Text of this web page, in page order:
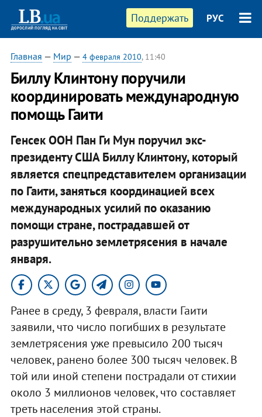
Поддержать РУС
Главная — Мир — 4 февраля 2010, 11:40
Биллу Клинтону поручили
координировать международную
помощь Гаити
Генсек ООН Пан Ги Мун поручил экс-
президенту США Биллу Клинтону, который
является спецпредставителем организации
по Гаити, заняться координацией всех
международных усилий по оказанию
помощи стране, пострадавшей от
разрушительно землетрясения в начале
января.
Ранее в среду, 3 февраля, власти Гаити
заявили, что число погибших в результате
землетрясения уже превысило 200 тысяч
человек, ранено более 300 тысяч человек. В
той или иной степени пострадали от стихии
около 3 миллионов человек, что составляет
треть населения этой страны.